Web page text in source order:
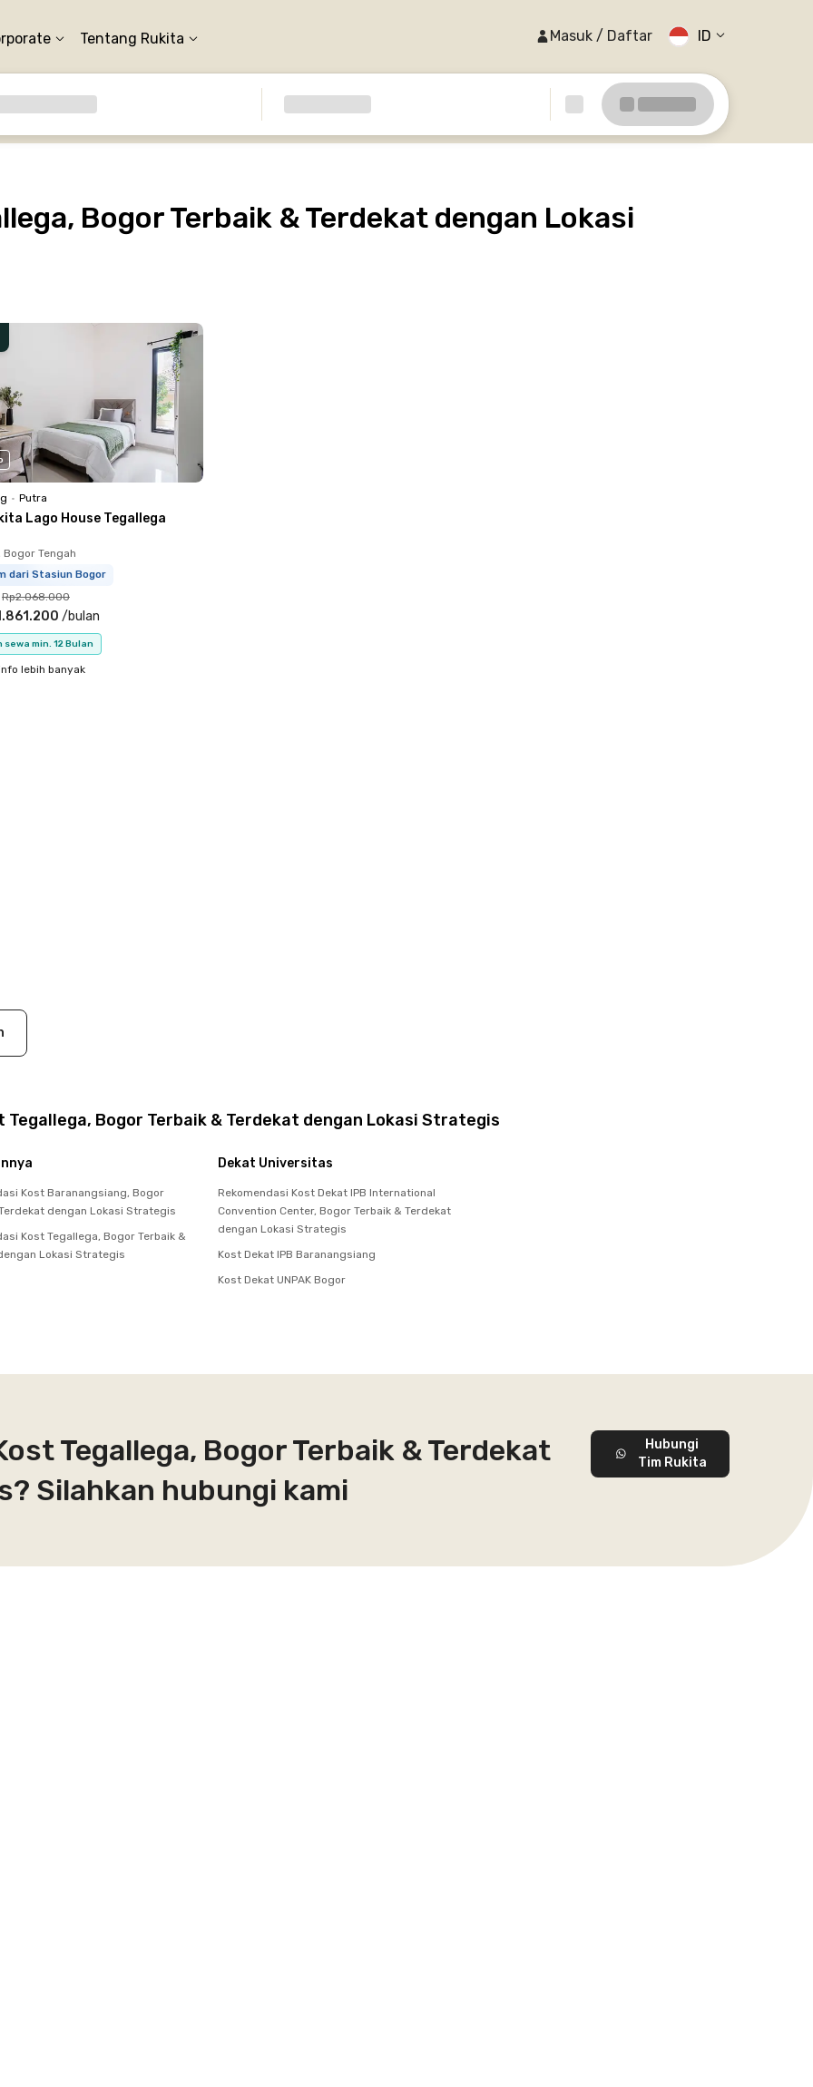
Tentang Rukita Masuk / Daftar ID
Bogor Terbaik & Terdekat dengan Lokasi
• Putra
Lago House Tegallega
Bogor Tengah
dari Stasiun Bogor
Rp2.068.000
/bulan
sewa min. 12 Bulan
lebih banyak
Bogor Terbaik & Terdekat dengan Lokasi Strategis
Kost Baranangsiang, Bogor
dengan Lokasi Strategis
Kost Tegallega, Bogor Terbaik &
Lokasi Strategis
Dekat Universitas
Rekomendasi Kost Dekat IPB International
Convention Center, Bogor Terbaik & Terdekat
dengan Lokasi Strategis
Kost Dekat IPB Baranangsiang
Kost Dekat UNPAK Bogor
Tegallega, Bogor Terbaik & Terdekat
Silahkan hubungi kami
Hubungi
Tim Rukita